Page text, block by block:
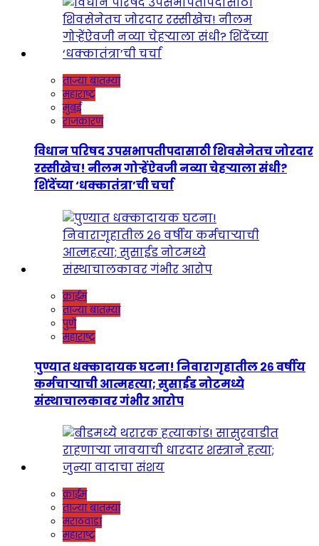
ताज्या बातम्या
महाराष्ट्र
मुंबई
राजकारण
विधान परिषद उपसभापतीपदासाठी शिवसेनेतच जोरदार
रस्सीखेच! नीलम गोऱ्हेंऐवजी नव्या चेहऱ्याला संधी?
शिंदेंच्या ‘धक्कातंत्रा’ची चर्चा
क्राईम
ताज्या बातम्या
पुणे
महाराष्ट्र
पुण्यात धक्कादायक घटना! निवारागृहातील २६ वर्षीय
कर्मचाऱ्याची आत्महत्या; सुसाईड नोटमध्ये
संस्थाचालकावर गंभीर आरोप
क्राईम
ताज्या बातम्या
मराठवाडा
महाराष्ट्र